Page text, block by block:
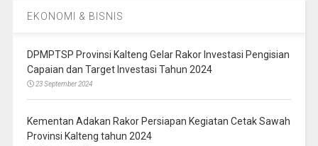
EKONOMI & BISNIS
DPMPTSP Provinsi Kalteng Gelar Rakor Investasi Pengisian
Capaian dan Target Investasi Tahun 2024
23 September 2024
Kementan Adakan Rakor Persiapan Kegiatan Cetak Sawah
Provinsi Kalteng tahun 2024